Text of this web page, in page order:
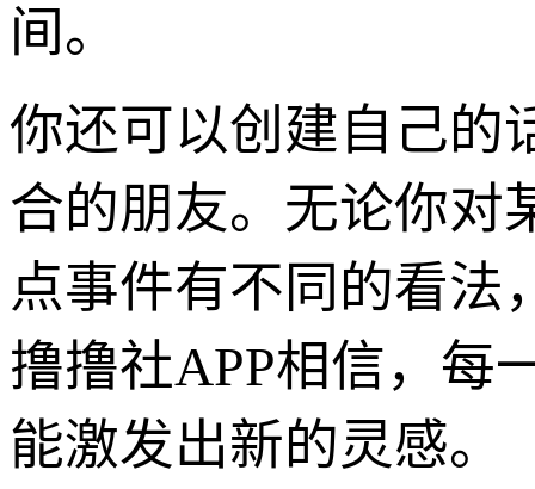
间。
你还可以创建自己的
合的朋友。无论你对
点事件有不同的看法
撸撸社APP相信，每
能激发出新的灵感。